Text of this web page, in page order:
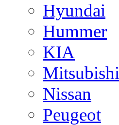
Hyundai
Hummer
KIA
Mitsubishi
Nissan
Peugeot